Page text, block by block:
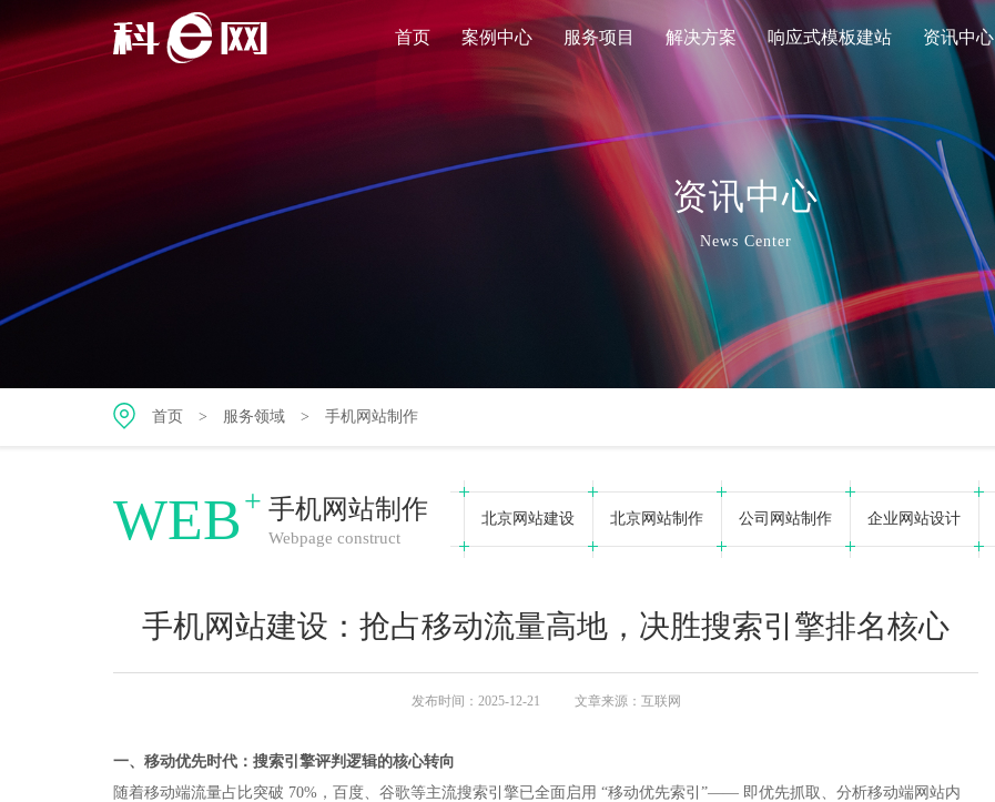
首页 案例中心 服务项目 解决方案 响应式模板建站 资讯中心
资讯中心
News Center
首页 > 服务领域 > 手机网站制作
WEB+ 手机网站制作
Webpage construct
北京网站建设 北京网站制作 公司网站制作 企业网站设计
手机网站建设：抢占移动流量高地，决胜搜索引擎排名核心
发布时间：2025-12-21 文章来源：互联网
​一、移动优先时代：搜索引擎评判逻辑的核心转向
随着移动端流量占比突破 70%，百度、谷歌等主流搜索引擎已全面启用 “移动优先索引”—— 即优先抓取、分析移动端网站内